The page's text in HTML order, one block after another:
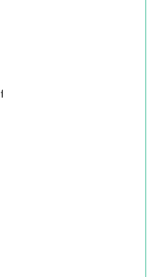
fosfatidilserin